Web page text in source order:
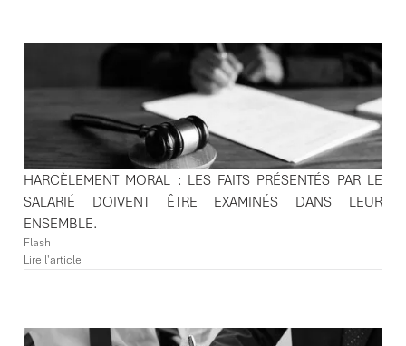
HARCÈLEMENT MORAL : LES FAITS PRÉSENTÉS PAR LE
SALARIÉ DOIVENT ÊTRE EXAMINÉS DANS LEUR
ENSEMBLE.
Flash
Lire l'article